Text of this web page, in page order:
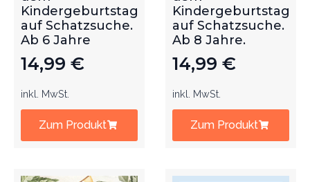
Kindergeburtstag
auf Schatzsuche.
Ab 6 Jahre
14,99 €
inkl. MwSt.
Zum Produkt
Kindergeburtstag
auf Schatzsuche.
Ab 8 Jahre.
14,99 €
inkl. MwSt.
Zum Produkt